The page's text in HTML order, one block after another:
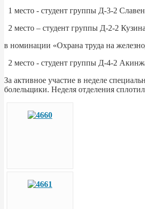
1 место - студент группы Д-3-2
2 место – студент группы Д-2-2
в номинации «Охрана труда на
2 место - студент группы Д-4-2
За активное участие в неделе
болельщики. Неделя отделения